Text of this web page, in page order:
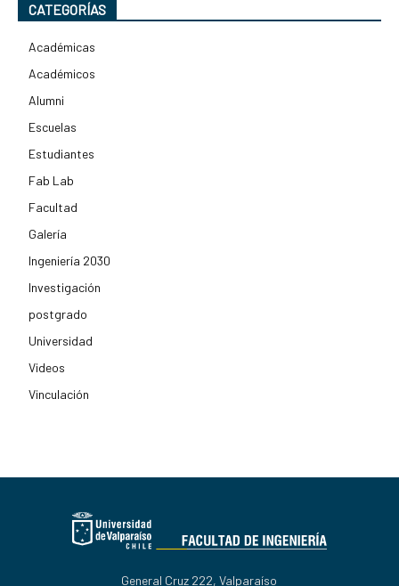
CATEGORÍAS
Académicas
Académicos
Alumni
Escuelas
Estudiantes
Fab Lab
Facultad
Galería
Ingeniería 2030
Investigación
postgrado
Universidad
Videos
Vinculación
General Cruz 222, Valparaíso